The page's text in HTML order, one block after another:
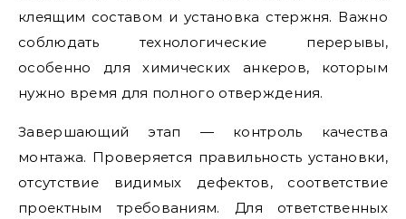
клеящим составом и установка стержня. Важно
соблюдать технологические перерывы,
особенно для химических анкеров, которым
нужно время для полного отверждения.
Завершающий этап — контроль качества
монтажа. Проверяется правильность установки,
отсутствие видимых дефектов, соответствие
проектным требованиям. Для ответственных